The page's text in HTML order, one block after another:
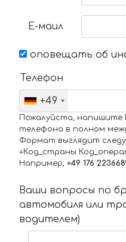
Е-маил
оповещать об
Телефон
+49
Пожалуйста,
телефона в полном
Формат выглядит
+Код_страны
Например, +49 176
Ваши вопросы по
автомобиля или
водителем)